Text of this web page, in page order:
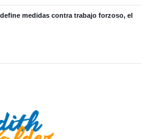
medidas contra trabajo forzoso, el